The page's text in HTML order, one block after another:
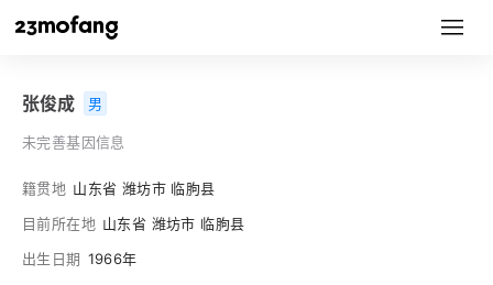
张俊成 男
未完善基因信息
籍贯地 山东省 潍坊市 临朐县
目前所在地 山东省 潍坊市 临朐县
出生日期 1966年